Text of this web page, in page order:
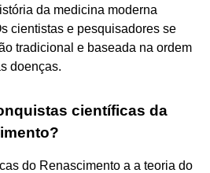
da medicina moderna
cientistas e pesquisadores se
tradicional e baseada na ordem
doenças.
científicas da
do Renascimento a a teoria do